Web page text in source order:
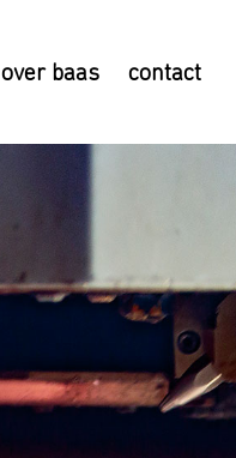
over baas contact